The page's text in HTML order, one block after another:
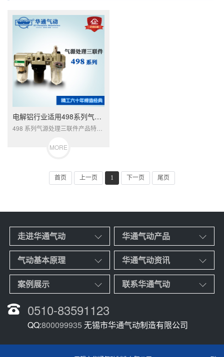
品
_
无
锡
市
华
制
造
有
限
公
司
电解铝行业适用498系列气源处理三联件
MORE
首页 上一页 1 下一页 尾页
走进华通气动 华通气动产品
气动基本原理 华通气动资讯
案例展示 联系华通气动
0510-83591123
QQ:800099935 无锡市华通气动制造有限公司